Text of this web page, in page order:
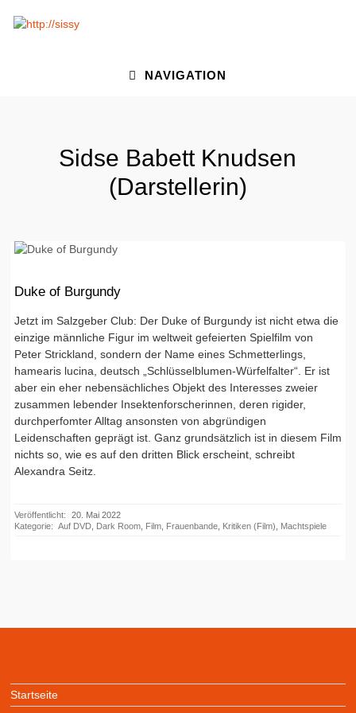
NAVIGATION
Sidse Babett Knudsen
(Darstellerin)
Duke of Burgundy
Jetzt im Salzgeber Club: Der Duke of Burgundy ist nicht etwa die
einzige männliche Figur im weltweit gefeierten Spielfilm von
Peter Strickland, sondern der Name eines Schmetterlings,
hamearis lucina, deutsch „Schlüsselblumen-Würfelfalter“. Er ist
aber ein eher nebensächliches Objekt des Interesses zweier
zusammen lebender Insektenforscherinnen, deren rigider,
durchperfomter Alltag ansonsten von abgründigen
Leidenschaften geprägt ist. Ganz grundsätzlich ist in diesem Film
nichts so, wie es auf den dritten Blick erscheint, schreibt
Alexandra Seitz.
Veröffentlicht:
20. Mai 2022
Kategorie: Auf DVD, Dark Room, Film, Frauenbande, Kritiken (Film) Machtspiele
Startseite